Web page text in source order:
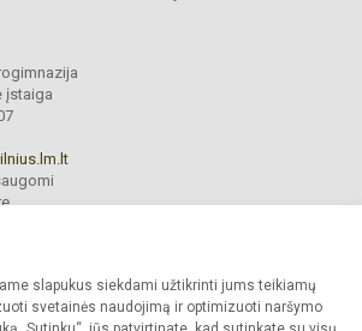
slapukus siekdami užtikrinti jums teikiamų
svetainės naudojimą ir optimizuoti naršymo
įstaiga
Vileišio progimnazija. Visos teisės saugomos.
įstaigos administracijos sutikimo griežtai draudžiama.